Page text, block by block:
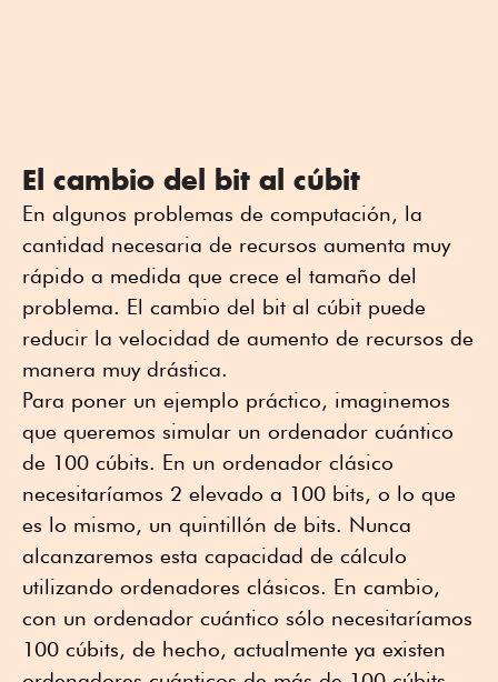
El cambio del bit al cúbit
En algunos problemas de computación, la
cantidad necesaria de recursos aumenta muy
rápido a medida que crece el tamaño del
problema. El cambio del bit al cúbit puede
reducir la velocidad de aumento de recursos de
manera muy drástica.
Para poner un ejemplo práctico, imaginemos
que queremos simular un ordenador cuántico
de 100 cúbits. En un ordenador clásico
necesitaríamos 2 elevado a 100 bits, o lo que
es lo mismo, un quintillón de bits. Nunca
alcanzaremos esta capacidad de cálculo
utilizando ordenadores clásicos. En cambio,
con un ordenador cuántico sólo necesitaríamos
100 cúbits, de hecho, actualmente ya existen